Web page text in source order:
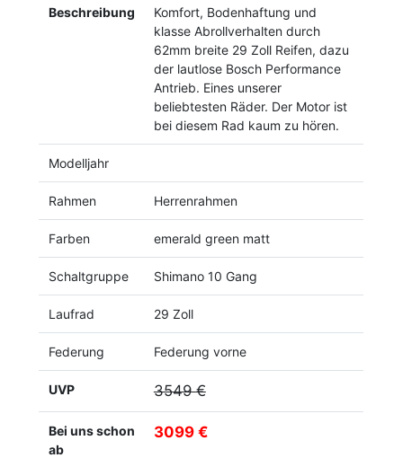
Beschreibung
Komfort, Bodenhaftung und
klasse Abrollverhalten durch
62mm breite 29 Zoll Reifen, dazu
der lautlose Bosch Performance
Antrieb. Eines unserer
beliebtesten Räder. Der Motor ist
bei diesem Rad kaum zu hören.
Modelljahr
Rahmen Herrenrahmen
Farben emerald green matt
Schaltgruppe Shimano 10 Gang
Laufrad 29 Zoll
Federung Federung vorne
UVP 3549 €
Bei uns schon
ab
3099 €